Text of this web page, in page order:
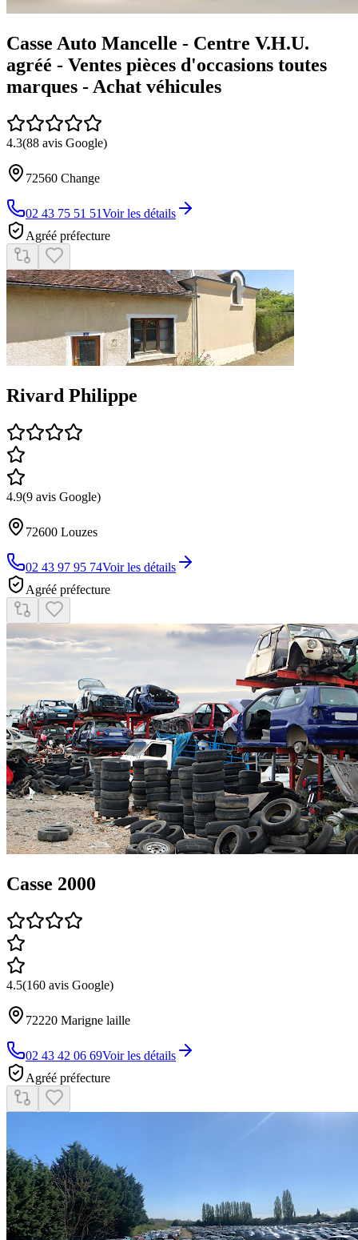
Casse Auto Mancelle - Centre V.H.U.
agréé - Ventes pièces d'occasions toutes
marques - Achat véhicules
4.3(88 avis Google)
72560 Change
02 43 75 51 51Voir les détails
Agréé préfecture
Rivard Philippe
4.9(9 avis Google)
72600 Louzes
02 43 97 95 74Voir les détails
Agréé préfecture
Casse 2000
4.5(160 avis Google)
72220 Marigne laille
02 43 42 06 69Voir les détails
Agréé préfecture